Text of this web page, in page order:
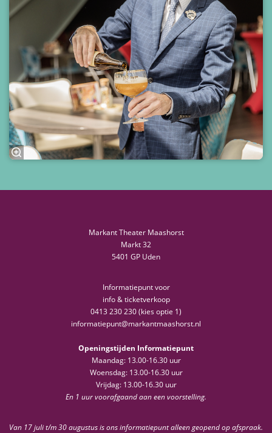
Markant Theater Maashorst
Markt 32
5401 GP Uden
Informatiepunt voor
info & ticketverkoop
0413 230 230 (kies optie 1)
informatiepunt@markantmaashorst.nl
Openingstijden Informatiepunt
Maandag: 13.00-16.30 uur
Woensdag: 13.00-16.30 uur
Vrijdag: 13.00-16.30 uur
En 1 uur voorafgaand aan een voorstelling.
Van 17 juli t/m 30 augustus is ons informatiepunt alleen geopend op afspraak.